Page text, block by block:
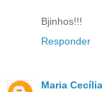
Bjinhos!!!
Responder
Maria